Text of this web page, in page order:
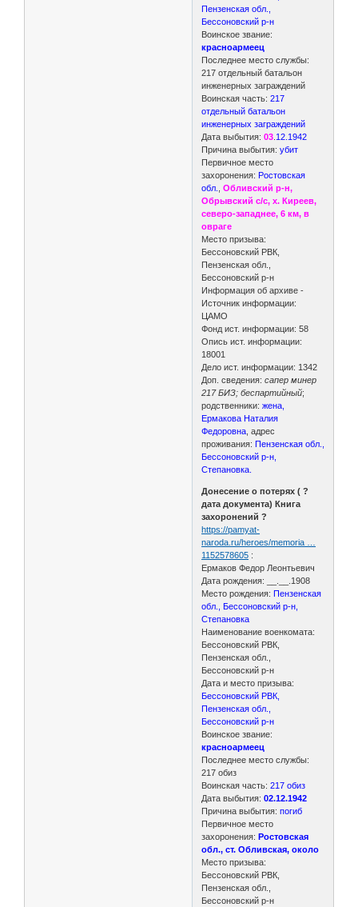
Пензенская обл.,
Бессоновский р-н
Воинское звание:
красноармеец
Последнее место службы:
217 отдельный батальон
инженерных заграждений
Воинская часть:217
отдельный батальон
инженерных заграждений
Дата выбытия: 03 12.1942
Причина выбытия: убит
Первичное место
захоронения: Ростовская
обл.
,Обливский р-н,
Обрывский с/с, х. Киреев,
северо-западнее, 6 км, в
овраге
Место призыва:
Бессоновский РВК,
Пензенская обл.,
Бессоновский р-н
Информация об архиве -
Источник информации:
ЦАМО
Фонд ист. информации: 58
Опись ист. информации:
18001
Дело ист. информации: 1342
Доп. сведения: сапер минер
217 БИЗ; беспартийный;
родственники:жена,
Ермакова Наталия
Федоровна , адрес
проживания:Пензенская обл.,
Бессоновский р-н,
Степановка.
Донесение о потерях ( ?
дата документа) Книга
захоронений ?
https://pamyat-
naroda.ru/heroes/memoria …
1152578605 :
Ермаков Федор Леонтьевич
Дата рождения: __.__.1908
Место рождения:Пензенская
обл., Бессоновский р-н,
Степановка
Наименование военкомата:
Бессоновский РВК,
Пензенская обл.,
Бессоновский р-н
Дата и место призыва:
Бессоновский РВК,
Пензенская обл.,
Бессоновский р-н
Воинское звание:
красноармеец
Последнее место службы:
217 обиз
Воинская часть: 217 обиз
Дата выбытия:02.12.1942
Причина выбытия: погиб
Первичное место
захоронения:Ростовская
обл., ст. Обливская, около
Место призыва:
Бессоновский РВК,
Пензенская обл.,
Бессоновский р-н